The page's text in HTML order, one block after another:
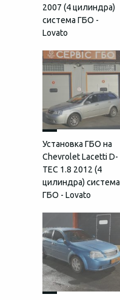
2007 (4 цилиндра)
система ГБО -
Lovato
Установка ГБО на
Chevrolet Lacetti D-
TEC 1.8 2012 (4
цилиндра) система
ГБО - Lovato